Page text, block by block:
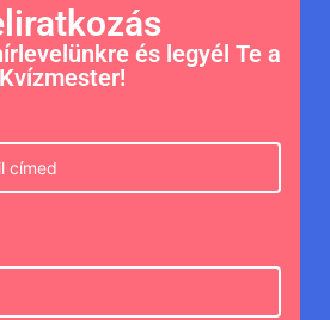
és legyél Te a
Kvízmester!